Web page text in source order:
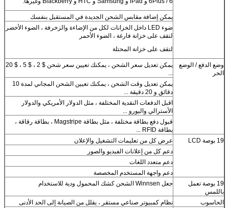
يمكن إضافة مقابس الشحن الجديدة في المستقبل بنفسك
ضوء LED داخل الخزانات لكل من الإضاءة والزخرفة ، الضوء الأخضر
لتقف على خزانة فارغة ، الضوء الأحمر
لتقف على خزانة المحتلة
وضع الدفع / الوضع
الحر
يمكن تعديل سعر الشحن ، يمكنك تعيين سعر شحن $ 2 ، $ 5 ، $ 20
...
يمكن تعديل وقت الشحن ، يمكنك تعيين الشحن المجاني لمدة 10
دقائق و 20 دقيقة ...
اقبل الدفعات النقدية المختلفة ، مثل الدولار الأمريكي والدولار
الأسترالي واليورو ...
قبول دفع بطاقة مختلفة ، مثل بطاقة Magstripe ، بطاقة رقاقة ،
بطاقة RFID ...
19 بوصة LCD
عرض كل من تعليمات التشغيل والإعلان
دعم كل من إعلانات الفيديو والصور
دعم متعدد اللغات
دعم واجهة المستخدم المخصصة
19 بوصة تعمل
باللمس
جعل Winnsen الشحن كشك المحمول ودية للاستخدام
الحاسوب نظام كمبيوتر صناعي مستقر ، يقلل من الصيانة إلى الحد الأدنى